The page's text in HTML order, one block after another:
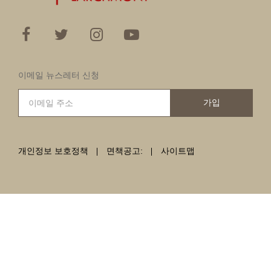
이메일 뉴스레터 신청
가입
개인정보 보호정책 면책공고: 사이트맵